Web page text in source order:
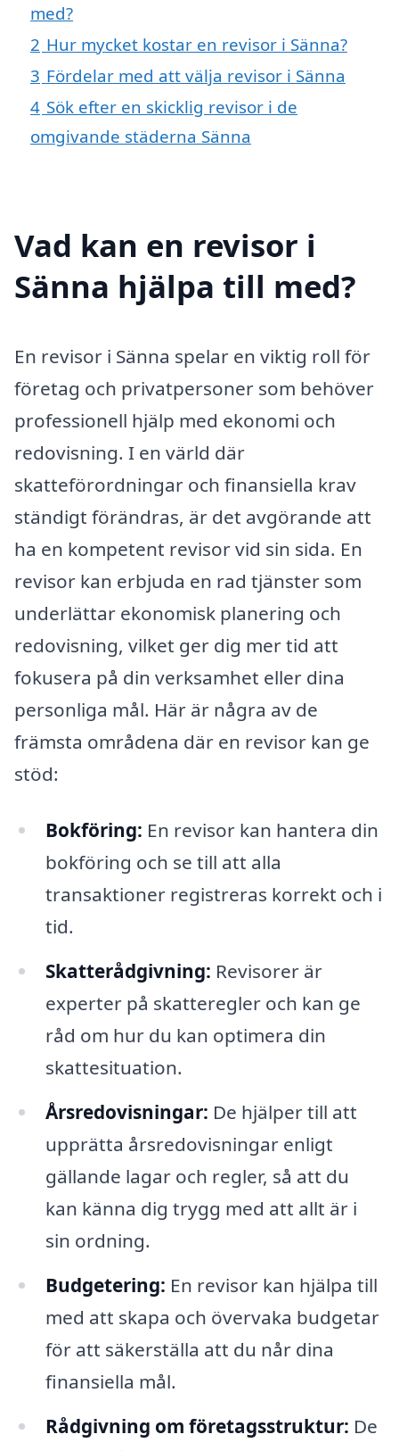
med?
2 Hur mycket kostar en revisor i Sänna?
3 Fördelar med att välja revisor i Sänna
4 Sök efter en skicklig revisor i de
omgivande städerna Sänna
Vad kan en revisor i
Sänna hjälpa till med?
En revisor i Sänna spelar en viktig roll för
företag och privatpersoner som behöver
professionell hjälp med ekonomi och
redovisning. I en värld där
skatteförordningar och finansiella krav
ständigt förändras, är det avgörande att
ha en kompetent revisor vid sin sida. En
revisor kan erbjuda en rad tjänster som
underlättar ekonomisk planering och
redovisning, vilket ger dig mer tid att
fokusera på din verksamhet eller dina
personliga mål. Här är några av de
främsta områdena där en revisor kan ge
stöd:
Bokföring: En revisor kan hantera din
bokföring och se till att alla
transaktioner registreras korrekt och i
tid.
Skatterådgivning: Revisorer är
experter på skatteregler och kan ge
råd om hur du kan optimera din
skattesituation.
Årsredovisningar: De hjälper till att
upprätta årsredovisningar enligt
gällande lagar och regler, så att du
kan känna dig trygg med att allt är i
sin ordning.
Budgetering: En revisor kan hjälpa till
med att skapa och övervaka budgetar
för att säkerställa att du når dina
finansiella mål.
Rådgivning om företagsstruktur: De